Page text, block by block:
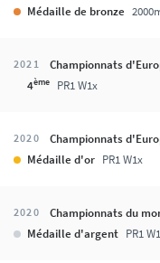
Médaille de bronze
2021 Championnats
4ème PR1 W1x
2020 Championnats
Médaille d'or PR1 W1x
2020 Championnats du
Médaille d'argent PR1